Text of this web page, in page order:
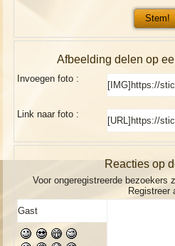
Afbeelding delen op
Invoegen foto :
Link naar foto :
Reacties op
Voor ongeregistreerde bezoekers
Registreer